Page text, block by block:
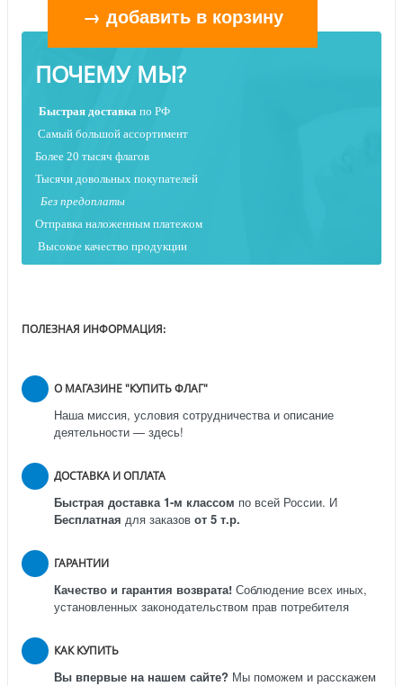
→ добавить в корзину
ПОЧЕМУ МЫ?
Быстрая доставка по РФ
Самый большой ассортимент
Более 20 тысяч флагов
Тысячи довольных покупателей
Без предоплаты
Отправка наложенным платежом
Высокое качество продукции
ПОЛЕЗНАЯ ИНФОРМАЦИЯ:
О МАГАЗИНЕ "КУПИТЬ ФЛАГ"
Наша миссия, условия сотрудничества и описание
деятельности — здесь!
ДОСТАВКА И ОПЛАТА
Быстрая доставка 1-м классом по всей России. И
Бесплатная для заказов от 5 т.р.
ГАРАНТИИ
Качество и гарантия возврата! Соблюдение всех иных,
установленных законодательством прав потребителя
КАК КУПИТЬ
Вы впервые на нашем сайте? Мы поможем и расскажем